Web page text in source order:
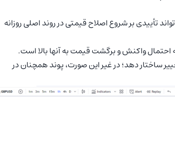
روند نزولی است که می‌تواند تأییدی بر شروع اصلاح قیمتی در روند اصلی روزانه
واکنش و برگشت قیمت به آنها بالا است.
ساختار دهد؛ در غیر این صورت، پوند همچنان در